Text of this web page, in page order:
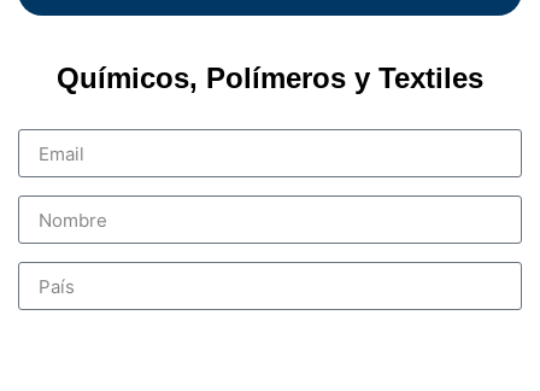
Químicos, Polímeros y Textiles